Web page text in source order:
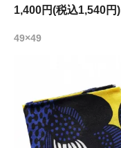
1,400円(税込1,540円)
49×49